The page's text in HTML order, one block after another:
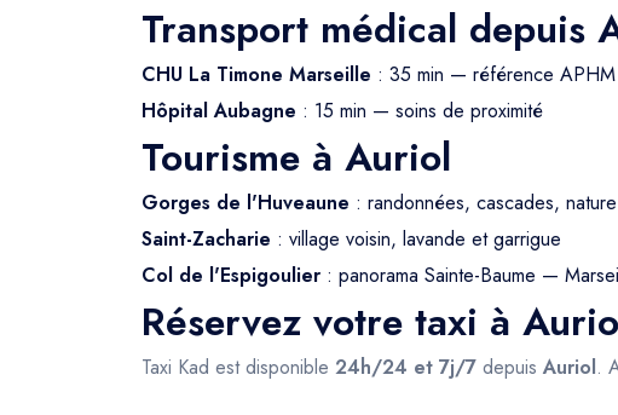
Transport médical depuis
CHU La Timone Marseille : 35 min — référence APHM
Hôpital Aubagne : 15 min — soins de proximité
Tourisme à Auriol
Gorges de l'Huveaune : randonnées, cascades,
Saint-Zacharie : village voisin, lavande et garrigue
Col de l'Espigoulier : panorama Sainte-Baume —
Réservez votre taxi à
Taxi Kad est disponible 24h/24 et 7j/7 depuis Auriol.